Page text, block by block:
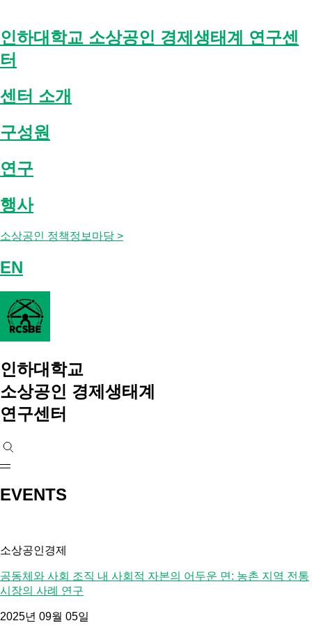
content
인하대학교 소상공인 경제생태계 연구센
터
센터 소개
구성원
연구
행사
소상공인 정책정보마당 >
EN
인하대학교
소상공인 경제생태계
연구센터
EVENTS
소상공인경제
공동체와 사회 조직 내 사회적 자본의 어두운 면: 농촌 지역 전통
시장의 사례 연구
2025년 09월 05일